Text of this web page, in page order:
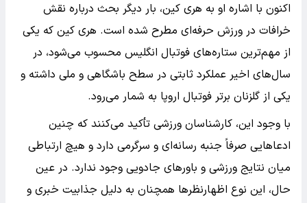
اکنون با اشاره او به هری کین، بار دیگر بحث درباره نقش
خرافات در ورزش حرفه‌ای مطرح شده است. هری کین که یکی
از مهم‌ترین ستاره‌های فوتبال انگلیس محسوب می‌شود، در
سال‌های اخیر عملکرد ثابتی در سطح باشگاهی و ملی داشته و
یکی از گلزنان برتر فوتبال اروپا به شمار می‌رود.
با وجود این، کارشناسان ورزشی تأکید می‌کنند که چنین
ادعاهایی صرفاً جنبه رسانه‌ای و سرگرمی دارد و هیچ ارتباطی
میان نتایج ورزشی و باورهای جادویی وجود ندارد. در عین
حال، این نوع اظهارنظرها همچنان به دلیل جذابیت خبری و